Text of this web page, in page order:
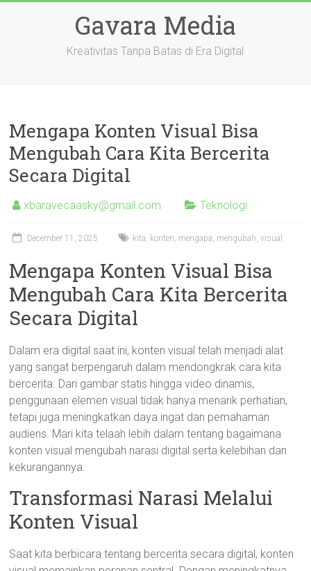
Gavara Media
Kreativitas Tanpa Batas di Era Digital
Mengapa Konten Visual Bisa
Mengubah Cara Kita Bercerita
Secara Digital
xbaravecaasky@gmail.com Teknologi
December 11, 2025 kita, konten, mengapa, mengubah,visual
Mengapa Konten Visual Bisa
Mengubah Cara Kita Bercerita
Secara Digital
Dalam era digital saat ini, konten visual telah menjadi alat
yang sangat berpengaruh dalam mendongkrak cara kita
bercerita. Dari gambar statis hingga video dinamis,
penggunaan elemen visual tidak hanya menarik perhatian,
tetapi juga meningkatkan daya ingat dan pemahaman
audiens. Mari kita telaah lebih dalam tentang bagaimana
konten visual mengubah narasi digital serta kelebihan dan
kekurangannya.
Transformasi Narasi Melalui
Konten Visual
Saat kita berbicara tentang bercerita secara digital, konten